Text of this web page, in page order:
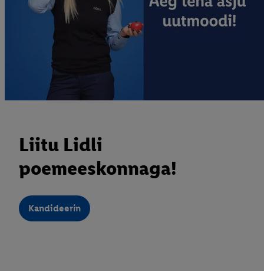
Liitu Lidli
poemeeskonnaga!
Kandideerin